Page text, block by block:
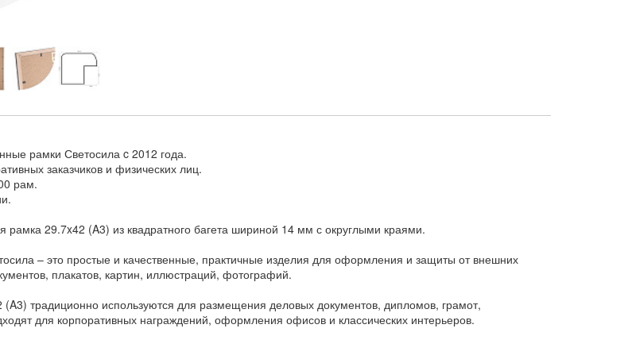
рамки Светосила c 2012 года.
заказчиков и физических лиц.
рам.
рамка 29.7x42 (A3) из квадратного багета шириной 14 мм с округлыми краями.
– это простые и качественные, практичные изделия для оформления и защиты от внешних
плакатов, картин, иллюстраций, фотографий.
традиционно используются для размещения деловых документов, дипломов, грамот,
для корпоративных награждений, оформления офисов и классических интерьеров.